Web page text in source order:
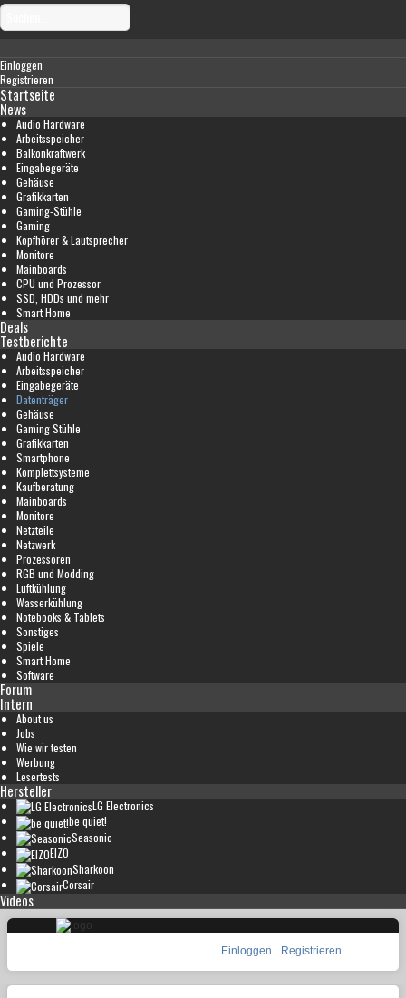
Einloggen
Registrieren
Startseite
News
Audio Hardware
Arbeitsspeicher
Balkonkraftwerk
Eingabegeräte
Gehäuse
Grafikkarten
Gaming-Stühle
Gaming
Kopfhörer & Lautsprecher
Monitore
Mainboards
CPU und Prozessor
SSD, HDDs und mehr
Smart Home
Deals
Testberichte
Audio Hardware
Arbeitsspeicher
Eingabegeräte
Datenträger
Gehäuse
Gaming Stühle
Grafikkarten
Smartphone
Komplettsysteme
Kaufberatung
Mainboards
Monitore
Netzteile
Netzwerk
Prozessoren
RGB und Modding
Luftkühlung
Wasserkühlung
Notebooks & Tablets
Sonstiges
Spiele
Smart Home
Software
Forum
Intern
About us
Jobs
Wie wir testen
Werbung
Lesertests
Hersteller
LG Electronics
be quiet!
Seasonic
EIZO
Sharkoon
Corsair
Videos
Einloggen Registrieren